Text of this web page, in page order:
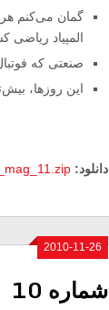
گمان می‌کنم
المپیاد ریاضی
صنعتی که
این روزها،
دانلود:
2010-11-26
شماره 10